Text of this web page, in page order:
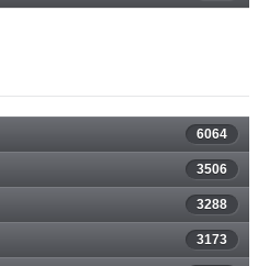
6064
3506
3288
3173